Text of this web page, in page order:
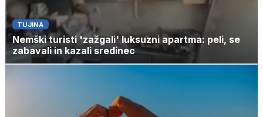
TUJINA
Nemški turisti 'zažgali' luksuzni apartma: peli, se
zabavali in kazali sredinec